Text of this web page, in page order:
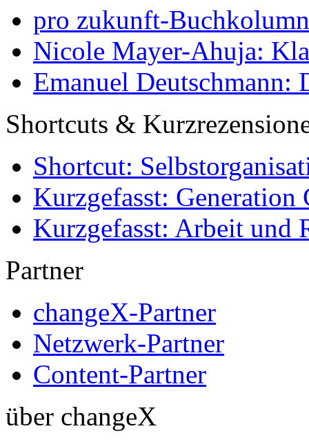
pro zukunft-
Nicole Mayer-Ahuja:
Emanuel Deutschmann:
Shortcuts &
Shortcut:
Kurzgefasst: Generation
Kurzgefasst: Arbeit und
Partner
changeX-Partner
Netzwerk-Partner
Content-Partner
über changeX